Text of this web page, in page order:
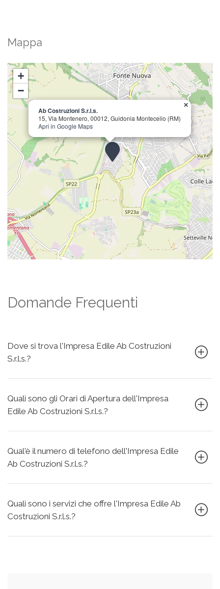
Mappa
Ab Costruzioni S.r.l.s.
15, Via Montenero, 00012, Guidonia Montecelio (RM)
Apri in Google Maps
×
+
−
Domande Frequenti
Dove si trova l'Impresa Edile Ab Costruzioni
S.r.l.s.?
Quali sono gli Orari di Apertura dell'Impresa
Edile Ab Costruzioni S.r.l.s.?
Qual'è il numero di telefono dell'Impresa Edile
Ab Costruzioni S.r.l.s.?
Quali sono i servizi che offre l'Impresa Edile Ab
Costruzioni S.r.l.s.?